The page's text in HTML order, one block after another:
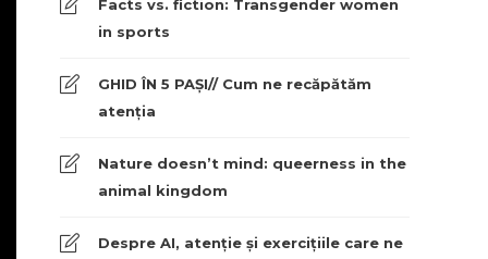
Facts vs. fiction: Transgender women
in sports
GHID ÎN 5 PAȘI// Cum ne recăpătăm
atenția
Nature doesn’t mind: queerness in the
animal kingdom
Despre AI, atenție și exercițiile care ne